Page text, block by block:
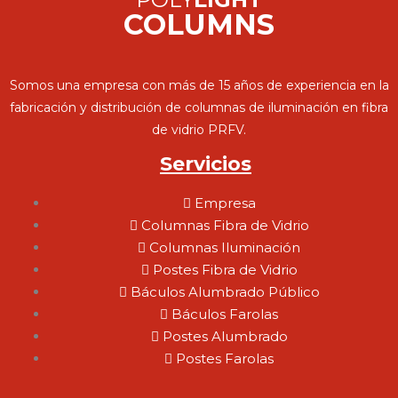
COLUMNS
Somos una empresa con más de 15 años de experiencia en la
fabricación y distribución de columnas de iluminación en fibra
de vidrio PRFV.
Servicios
Empresa
Columnas Fibra de Vidrio
Columnas Iluminación
Postes Fibra de Vidrio
Báculos Alumbrado Público
Báculos Farolas
Postes Alumbrado
Postes Farolas